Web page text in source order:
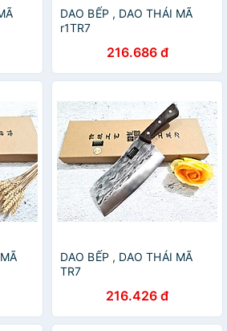
DAO BẾP , DAO THÁI MÃ
r1TR7
216.686 đ
DAO BẾP , DAO THÁI MÃ
TR7
216.426 đ